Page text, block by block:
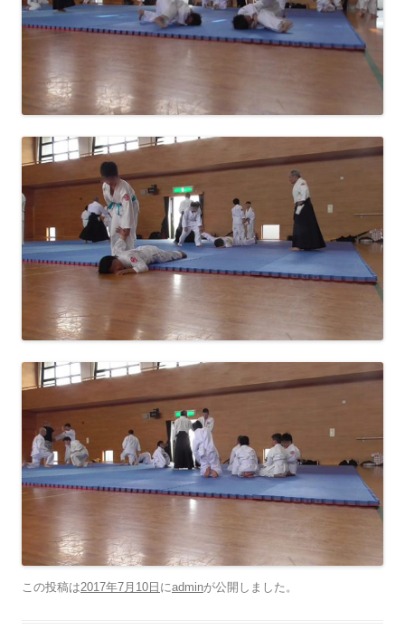
この投稿は2017年7月10日 にadminが公開しました 。